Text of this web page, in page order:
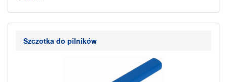
Szczotka do pilników